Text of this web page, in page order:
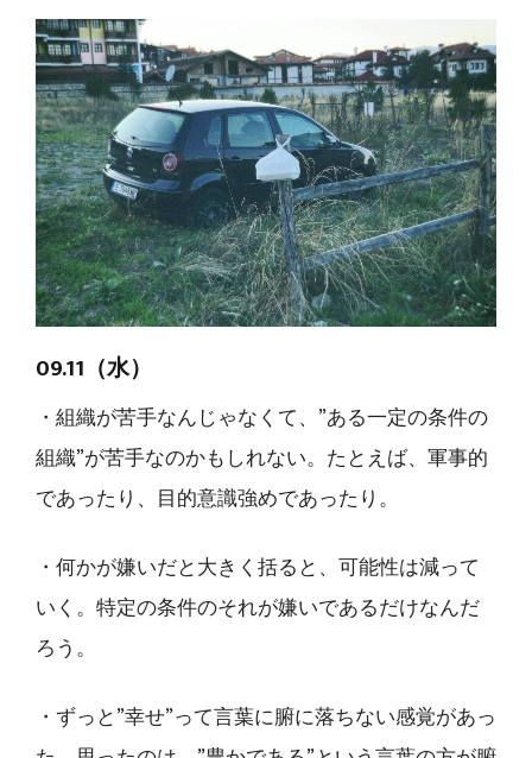
09.11（水）
・組織が苦手なんじゃなくて、”ある一定の条件の
組織”が苦手なのかもしれない。たとえば、軍事的
であったり、目的意識強めであったり。
・何かが嫌いだと大きく括ると、可能性は減って
いく。特定の条件のそれが嫌いであるだけなんだ
ろう。
・ずっと”幸せ”って言葉に腑に落ちない感覚があっ